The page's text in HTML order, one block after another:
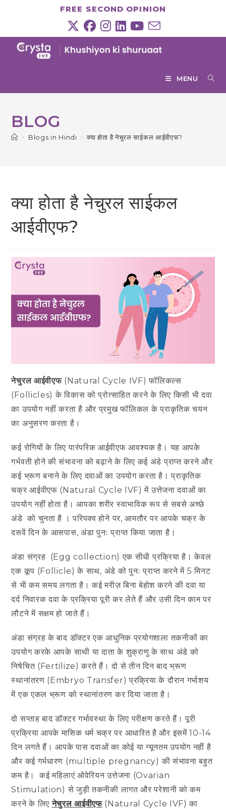
FREE SECOND OPINION
MENU
BLOG
> Blogs in Hindi > क्या होता है नेचुरल साईकल आईवीएफ?
क्या होता है नेचुरल साईकल
आईवीएफ?
नेचुरल आईवीएफ(Natural Cycle IVF) फॉलिकल्स
(Follicles) के विकास को प्रोत्साहित करने के लिए किसी भी दवा
का उपयोग नहीं करता है और प्रमुख फॉलिकल के प्राकृतिक चयन
का अनुसरण करता है।
कई रोगियों के लिए पारंपरिक आईवीएफ आवश्यक है। यह आपके
गर्भवती होने की संभावना को बढ़ाने के लिए कई अंडे प्राप्त करने और
कई भ्रूण बनाने के लिए दवाओं का उपयोग करता है। प्राकृतिक
चक्र आईवीएफ (Natural Cycle IVF) में उत्तेजना दवाओं का
उपयोग नहीं होता है। आपका शरीर स्वाभाविक रूप से सबसे अच्छे
अंडे को चुनता है । परिपक्व होने पर, आमतौर पर आपके चक्र के
दसवें दिन के आसपास, अंडा पुनः प्राप्त किया जाता है।
अंडा संग्रह (Egg collection) एक सीधी प्रक्रिया है। केवल
एक कूप (Follicle) के साथ, अंडे को पुनः प्राप्त करने में 5 मिनट
से भी कम समय लगता है। कई मरीज़ बिना बेहोश करने की दवा या
दर्द निवारक दवा के प्रक्रिया पूरी कर लेते हैं और उसी दिन काम पर
लौटने में सक्षम हो जाते हैं।
अंडा संग्रह के बाद डॉक्टर एक आधुनिक प्रयोगशाला तकनीकों का
उपयोग करके आपके साथी या दाता के शुक्राणु के साथ अंडे को
निषेचित (Fertilize) करते हैं। दो से तीन दिन बाद भ्रूण
स्थानांतरण (Embryo Transfer) प्रक्रिया के दौरान गर्भाशय
में एक एकल भ्रूण को स्थानांतरण कर दिया जाता है।
दो सप्ताह बाद डॉक्टर गर्भावस्था के लिए परीक्षण करते हैं। पूरी
प्रक्रिया आपके मासिक धर्म चक्र पर आधारित है और इसमें 10-14
दिन लगते हैं। आपके पास दवाओं का कोई या न्यूनतम उपयोग नहीं है
और कई गर्भधारण (multiple pregnancy) की संभावना बहुत
कम है। कई महिलाएं ओवेरियन उत्तेजना (Ovarian
Stimulation) से जुड़ी तकनीकी लागत और परेशानी को कम
करने के लिएनेचुरल आईवीएफ(Natural Cycle IVF) का